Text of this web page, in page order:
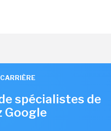
CARRIÈRE
spécialistes de
Google